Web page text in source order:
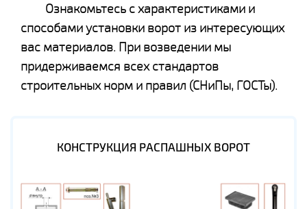
Ознакомьтесь с характеристиками и
способами установки ворот из интересующих
вас материалов. При возведении мы
придерживаемся всех стандартов
строительных норм и правил (СНиПы, ГОСТы).
КОНСТРУКЦИЯ РАСПАШНЫХ ВОРОТ